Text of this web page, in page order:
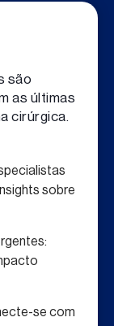
são
as últimas
cirúrgica.
sobre
se com